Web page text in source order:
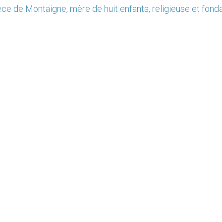
de Montaigne, mère de huit enfants, religieuse et